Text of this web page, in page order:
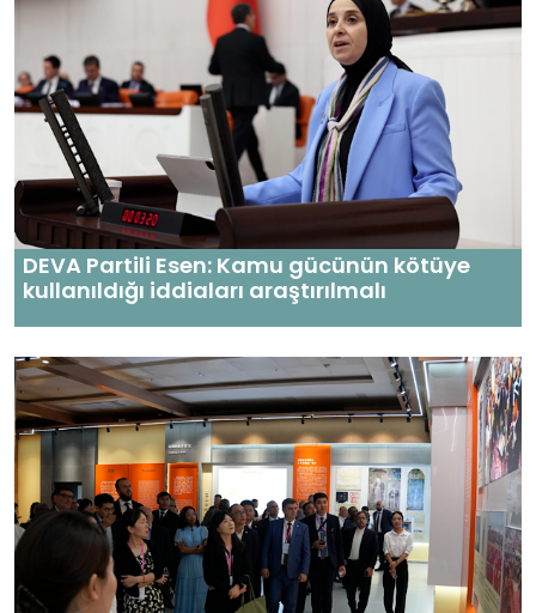
DEVA Partili Esen: Kamu gücünün kötüye
kullanıldığı iddiaları araştırılmalı